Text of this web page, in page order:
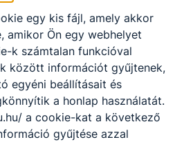
egy kis fájl, amely akkor
amikor Ön egy webhelyet
k számtalan funkcióval
között információt gyűjtenek,
egyéni beállításait és
a honlap használatát.
a cookie-kat a következő
gyűjtése azzal